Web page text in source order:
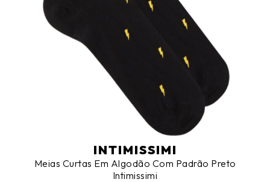
INTIMISSIMI
Meias Curtas Em Algodão Com Padrão Preto
Intimissimi